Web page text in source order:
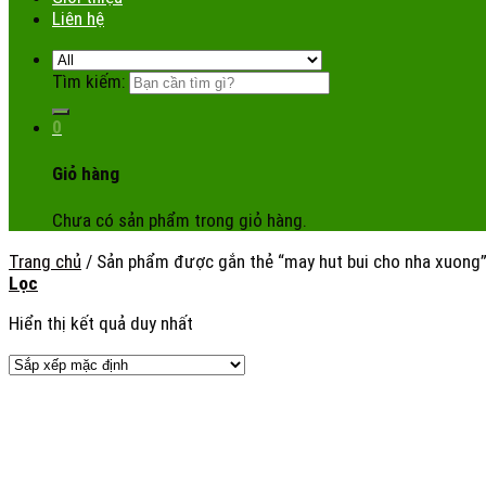
Liên hệ
Tìm kiếm:
0
Giỏ hàng
Chưa có sản phẩm trong giỏ hàng.
Trang chủ / Sản phẩm được gắn thẻ “may hut bui cho nha xuong”
Lọc
Hiển thị kết quả duy nhất